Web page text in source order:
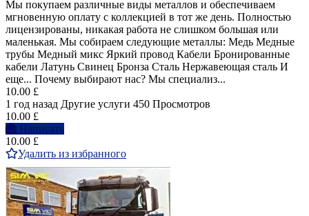
Мы покупаем различные виды металлов и обеспечиваем
мгновенную оплату с коллекцией в тот же день. Полностью
лицензированы, никакая работа не слишком большая или
маленькая. Мы собираем следующие металлы: Медь Медные
трубы Медный микс Яркий провод Кабели Бронированные
кабели Латунь Свинец Бронза Сталь Нержавеющая сталь И
еще... Почему выбирают нас? Мы специализ...
10.00 £
1 год назад Другие услуги 450 Просмотров
10.00 £
Написать
10.00 £
Удалить из избранного